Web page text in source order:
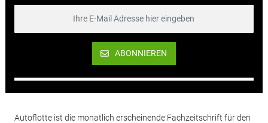
ABONNIEREN
Autoflotte ist die monatlich erscheinende Fachzeitschrift für den